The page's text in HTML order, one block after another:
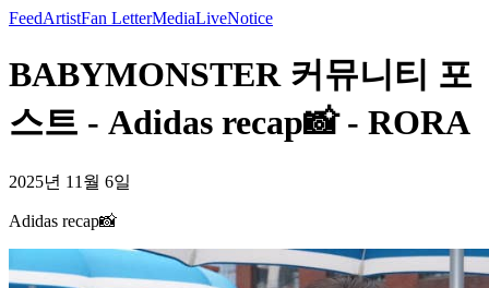
FeedArtistFan LetterMediaLiveNotice
BABYMONSTER 커뮤니티 포
스트 - Adidas recap📸 - RORA
2025년 11월 6일
Adidas recap📸